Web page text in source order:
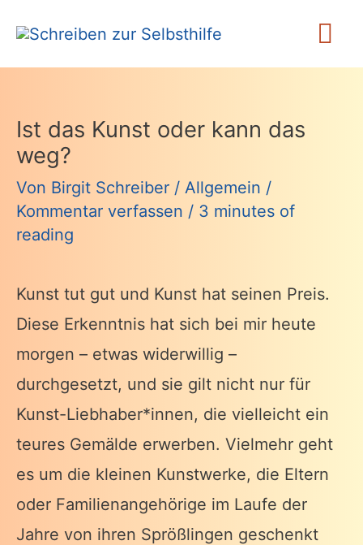
Inhalt
springen
Ist das Kunst oder kann das
weg?
Von Birgit Schreiber / Allgemein /
Kommentar verfassen / 3 minutes of
reading
Kunst tut gut und Kunst hat seinen Preis.
Diese Erkenntnis hat sich bei mir heute
morgen – etwas widerwillig –
durchgesetzt, und sie gilt nicht nur für
Kunst-Liebhaber*innen, die vielleicht ein
teures Gemälde erwerben. Vielmehr geht
es um die kleinen Kunstwerke, die Eltern
oder Familienangehörige im Laufe der
Jahre von ihren Sprößlingen geschenkt